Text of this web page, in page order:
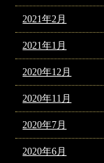
2021年2月
2021年1月
2020年12月
2020年11月
2020年7月
2020年6月